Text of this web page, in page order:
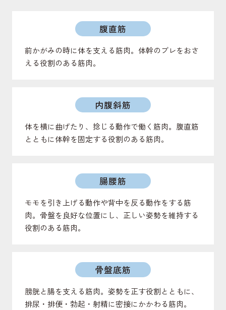
腹直筋
前かがみの時に体を支える筋肉。体幹のブレをおさ
える役割のある筋肉。
内腹斜筋
体を横に曲げたり、捻じる動作で働く筋肉。腹直筋
とともに体幹を固定する役割のある筋肉。
腸腰筋
モモを引き上げる動作や背中を反る動作をする筋
肉。骨盤を良好な位置にし、正しい姿勢を維持する
役割のある筋肉。
骨盤底筋
膀胱と腸を支える筋肉。姿勢を正す役割とともに、
排尿・排便・勃起・射精に密接にかかわる筋肉。